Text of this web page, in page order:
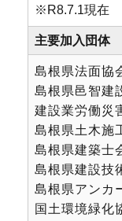
※R8.7.1現在
主要加入団体
島根県法⾯協
島根県⾢智建
建設業労働災
島根県土木施
島根県建築士
島根県建設技
島根県アンカ
国⼟環境緑化